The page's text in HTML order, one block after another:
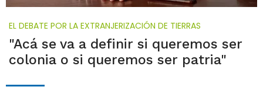
EL DEBATE POR LA EXTRANJERIZACIÓN DE TIERRAS
"Acá se va a definir si queremos ser
colonia o si queremos ser patria"